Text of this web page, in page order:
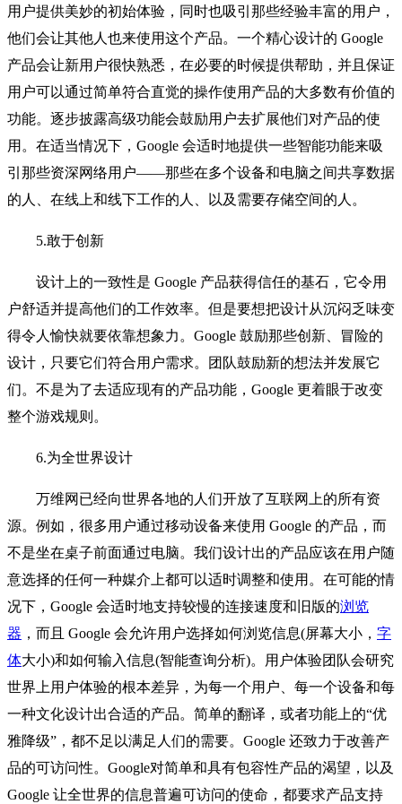
用户提供美妙的初始体验，同时也吸引那些经验丰富的用户，
他们会让其他人也来使用这个产品。一个精心设计的 Google
产品会让新用户很快熟悉，在必要的时候提供帮助，并且保证
用户可以通过简单符合直觉的操作使用产品的大多数有价值的
功能。逐步披露高级功能会鼓励用户去扩展他们对产品的使
用。在适当情况下，Google 会适时地提供一些智能功能来吸
引那些资深网络用户——那些在多个设备和电脑之间共享数据
的人、在线上和线下工作的人、以及需要存储空间的人。
5.敢于创新
设计上的一致性是 Google 产品获得信任的基石，它令用
户舒适并提高他们的工作效率。但是要想把设计从沉闷乏味变
得令人愉快就要依靠想象力。Google 鼓励那些创新、冒险的
设计，只要它们符合用户需求。团队鼓励新的想法并发展它
们。不是为了去适应现有的产品功能，Google 更着眼于改变
整个游戏规则。
6.为全世界设计
万维网已经向世界各地的人们开放了互联网上的所有资
源。例如，很多用户通过移动设备来使用 Google 的产品，而
不是坐在桌子前面通过电脑。我们设计出的产品应该在用户随
意选择的任何一种媒介上都可以适时调整和使用。在可能的情
况下，Google 会适时地支持较慢的连接速度和旧版的浏览
器 ，而且 Google 会允许用户选择如何浏览信息(屏幕大小， 字
体大小)和如何输入信息(智能查询分析)。用户体验团队会研究
世界上用户体验的根本差异，为每一个用户、每一个设备和每
一种文化设计出合适的产品。简单的翻译，或者功能上的“优
雅降级”，都不足以满足人们的需要。Google 还致力于改善产
品的可访问性。Google对简单和具有包容性产品的渴望，以及
Google 让全世界的信息普遍可访问的使命，都要求产品支持